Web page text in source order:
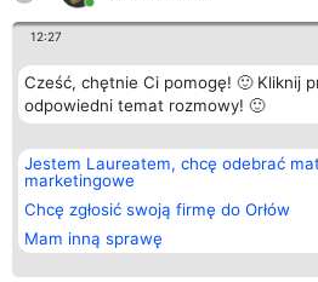
12:27
Cześć, chętnie Ci pomogę! 🙂 Kliknij
odpowiedni temat rozmowy! 🙂
Jestem Laureatem, chcę odebrać
marketingowe
Chcę zgłosić swoją firmę do Orłów
Mam inną sprawę
Organizator plebiscytu
Bright Side Solutions sp. z o.
o. sp. k.
ul. Ruska 22
KRS 0000749100 | Regon
381313360 | NIP 8943132676
+48 508 492 400
Plebiscyt
Laureaci
Lista
wszystkich
Zasady
Regulamin
Prywatności